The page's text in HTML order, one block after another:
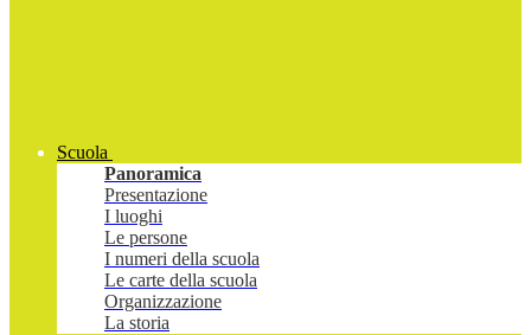
Scuola
Panoramica
Presentazione
I luoghi
Le persone
I numeri della scuola
Le carte della scuola
Organizzazione
La storia